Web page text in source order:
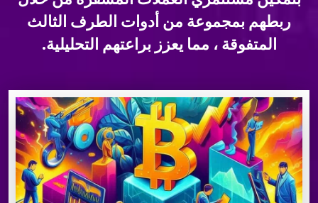
ربطهم بمجموعة من أدوات الطرف الثالث
المتفوقة ، مما يعزز براعتهم التحليلية.